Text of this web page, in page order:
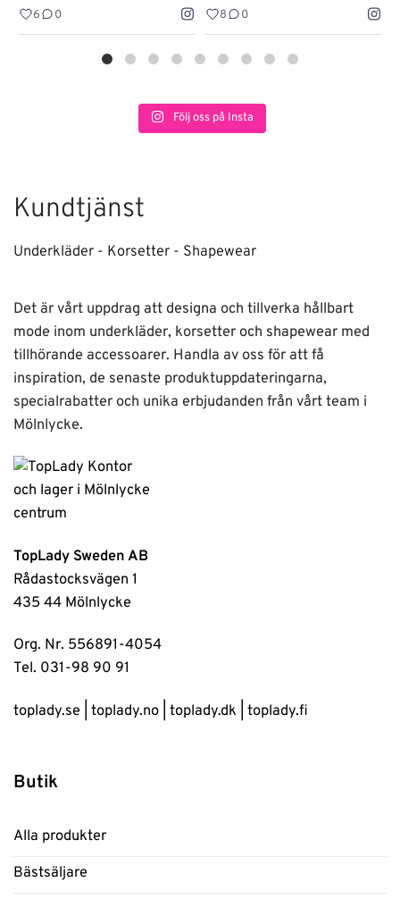
6 0 8 0
Följ oss på Insta
Kundtjänst
Underkläder - Korsetter - Shapewear
Det är vårt uppdrag att designa och tillverka hållbart
mode inom underkläder, korsetter och shapewear med
tillhörande accessoarer. Handla av oss för att få
inspiration, de senaste produktuppdateringarna,
specialrabatter och unika erbjudanden från vårt team i
Mölnlycke.
TopLady Sweden AB
Rådastocksvägen 1
435 44 Mölnlycke
Org. Nr. 556891-4054
Tel. 031-98 90 91
toplady.se toplady.no toplady.dk toplady.fi
Butik
Alla produkter
Bästsäljare